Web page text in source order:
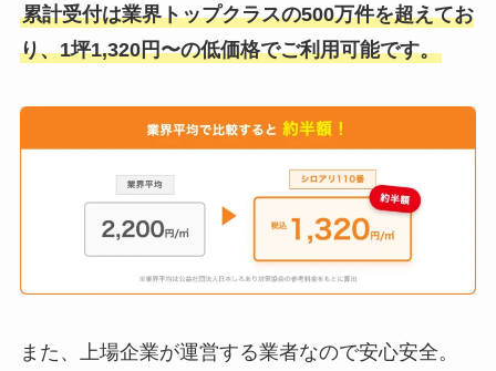
累計受付は業界トップクラスの500万件を超えてお
り、1坪1,320円〜の低価格でご利用可能です。
また、上場企業が運営する業者なので安心安全。